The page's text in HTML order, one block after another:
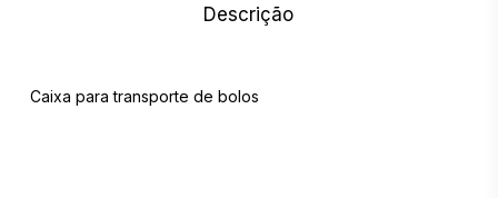
Descrição
Caixa para transporte de bolos